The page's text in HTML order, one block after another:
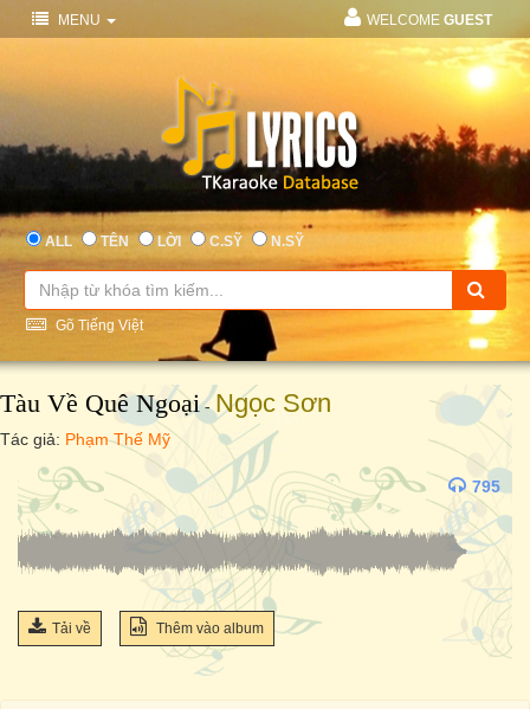
MENU WELCOME GUEST
ALL TÊN LỜI C.SỸ N.SỸ
Gõ Tiếng Việt
Tàu Về Quê Ngoại-Ngọc Sơn
Tác giả: Phạm Thế Mỹ
795
Tải về Thêm vào album